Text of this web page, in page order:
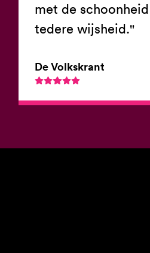
met de
tedere wijsheid."
De Volkskrant